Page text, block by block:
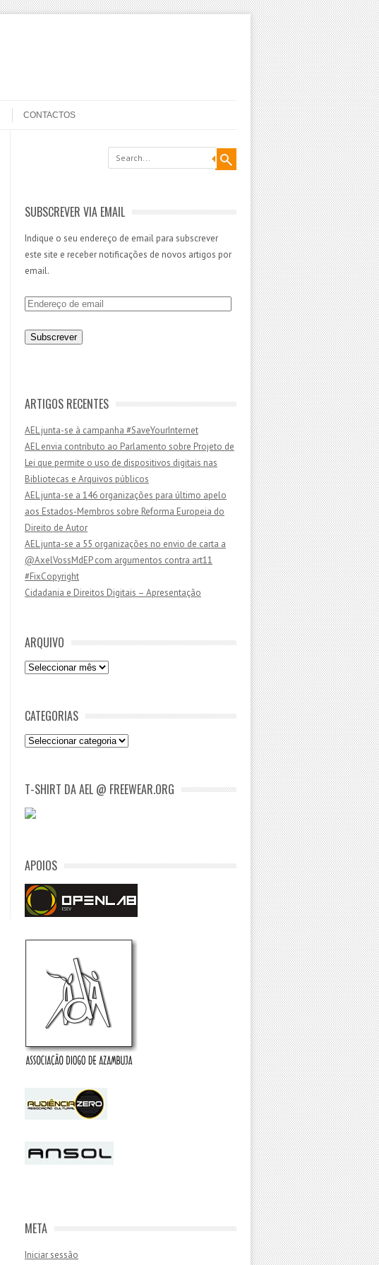
CONTACTOS
SUBSCREVER VIA EMAIL
Indique o seu endereço de email para subscrever
este site e receber notificações de novos artigos por
email.
E
ç
d
e
e
m
a
i
l
ARTIGOS RECENTES
AEL junta-se à campanha #SaveYourInternet
AEL envia contributo ao Parlamento sobre Projeto de
Lei que permite o uso de dispositivos digitais nas
Bibliotecas e Arquivos públicos
AEL junta-se a 146 organizações para último apelo
aos Estados-Membros sobre Reforma Europeia do
Direito de Autor
AEL junta-se a 55 organizações no envio de carta a
@AxelVossMdEP com argumentos contra art11
#FixCopyright
Cidadania e Direitos Digitais – Apresentação
ARQUIVO
Arquivo
CATEGORIAS
Categorias
T-SHIRT DA AEL @ FREEWEAR.ORG
APOIOS
META
Iniciar sessão